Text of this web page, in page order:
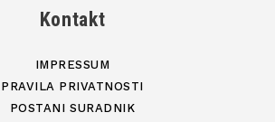
Kontakt
IMPRESSUM
PRAVILA PRIVATNOSTI
POSTANI SURADNIK